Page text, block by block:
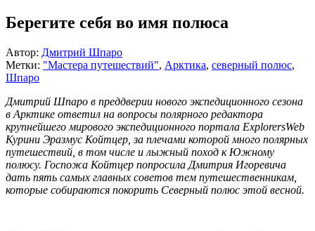
Берегите себя во имя полюса
Автор: Дмитрий Шпаро
Метки: "Мастера путешествий", Арктика, северный полюс,
Шпаро
Дмитрий Шпаро в преддверии нового экспедиционного сезона
в Арктике ответил на вопросы полярного редактора
крупнейшего мирового экспедиционного портала ExplorersWeb
Курини Эразмус Койтцер, за плечами которой много полярных
путешествий, в том числе и лыжный поход к Южному
полюсу. Госпожа Койтцер попросила Дмитрия Игоревича
дать пять самых главных советов тем путешественникам,
которые собираются покорить Северный полюс этой весной.